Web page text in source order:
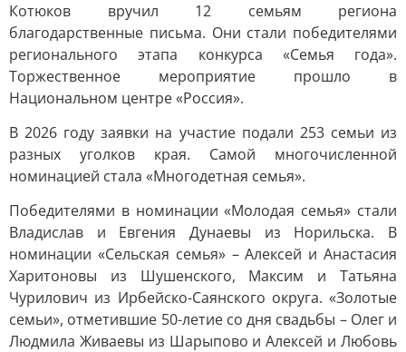
Котюков вручил 12 семьям региона
благодарственные письма. Они стали победителями
регионального этапа конкурса «Семья года».
Торжественное мероприятие прошло в
Национальном центре «Россия».
В 2026 году заявки на участие подали 253 семьи из
разных уголков края. Самой многочисленной
номинацией стала «Многодетная семья».
Победителями в номинации «Молодая семья» стали
Владислав и Евгения Дунаевы из Норильска. В
номинации «Сельская семья» – Алексей и Анастасия
Харитоновы из Шушенского, Максим и Татьяна
Чурилович из Ирбейско-Саянского округа. «Золотые
семьи», отметившие 50-летие со дня свадьбы – Олег и
Людмила Живаевы из Шарыпово и Алексей и Любовь